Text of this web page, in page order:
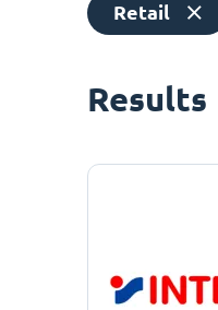
Retail
Results